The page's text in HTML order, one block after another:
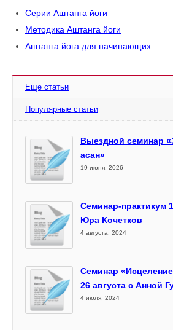
Серии Аштанга йоги
Методика Аштанга йоги
Аштанга йога для начинающих
Еще статьи
Популярные статьи
Выездной семинар
асан»
19 июня, 2026
Семинар-практикум
Юра Кочетков
4 августа, 2024
Семинар
26 августа с Анной
4 июля, 2024